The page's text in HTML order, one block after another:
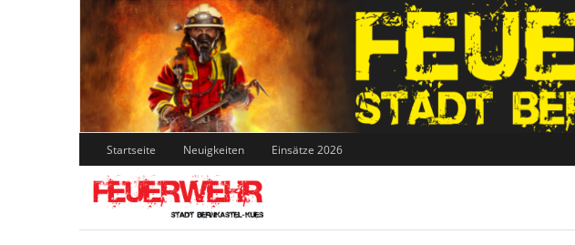
Skip
to
content
Startseite Neuigkeiten Einsätze 2026